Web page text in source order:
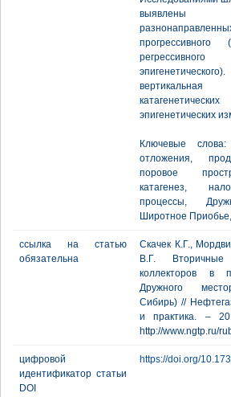
выявлены
прогрессивного
эпигенетических
Ключевые
отложения,
поровое
катагенез,
процессы,
Широтное
ссылка на статью
обязательна
Скачек К.Г.,
В.Г.
коллекторов в
Дружного
Сибирь) //
и практика. –
http://www.ngtp.ru/
цифровой
идентификатор статьи
DOI
https://doi.org/